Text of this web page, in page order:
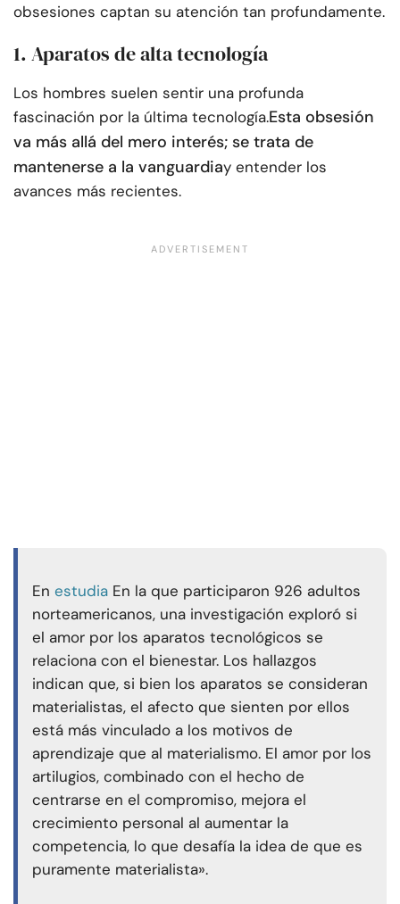
obsesiones captan su atención tan profundamente.
1. Aparatos de alta tecnología
Los hombres suelen sentir una profunda
fascinación por la última tecnología.Esta obsesión
va más allá del mero interés; se trata de
mantenerse a la vanguardiay entender los
avances más recientes.
En estudia En la que participaron 926 adultos
norteamericanos, una investigación exploró si
el amor por los aparatos tecnológicos se
relaciona con el bienestar. Los hallazgos
indican que, si bien los aparatos se consideran
materialistas, el afecto que sienten por ellos
está más vinculado a los motivos de
aprendizaje que al materialismo. El amor por los
artilugios, combinado con el hecho de
centrarse en el compromiso, mejora el
crecimiento personal al aumentar la
competencia, lo que desafía la idea de que es
puramente materialista».